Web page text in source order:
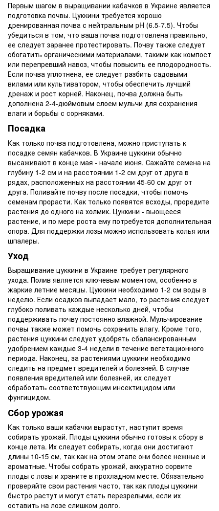
Первым шагом в выращивании кабачков в Украине является
подготовка почвы. Цуккини требуется хорошо
дренированная почва с нейтральным pH (6.5-7.5). Чтобы
убедиться в том, что ваша почва подготовлена правильно,
ее следует заранее протестировать. Почву также следует
обогатить органическими материалами, такими как компост
или перепревший навоз, чтобы повысить ее плодородность.
Если почва уплотнена, ее следует разбить садовыми
вилами или культиватором, чтобы обеспечить лучший
дренаж и рост корней. Наконец, почва должна быть
дополнена 2-4-дюймовым слоем мульчи для сохранения
влаги и борьбы с сорняками.
Посадка
Как только почва подготовлена, можно приступать к
посадке семян кабачков. В Украине цуккини обычно
высаживают в конце мая - начале июня. Сажайте семена на
глубину 1-2 см и на расстоянии 1-2 см друг от друга в
рядах, расположенных на расстоянии 45-60 см друг от
друга. Поливайте почву после посадки, чтобы помочь
семенам прорасти. Как только появятся всходы, проредите
растения до одного на холмик. Цуккини - вьющееся
растение, и по мере роста ему потребуется дополнительная
опора. Для поддержки лозы можно использовать колья или
шпалеры.
Уход
Выращивание цуккини в Украине требует регулярного
ухода. Полив является ключевым моментом, особенно в
жаркие летние месяцы. Цуккини необходимо 1-2 см воды в
неделю. Если осадков выпадает мало, то растения следует
глубоко поливать каждые несколько дней, чтобы
поддерживать почву постоянно влажной. Мульчирование
почвы также может помочь сохранить влагу. Кроме того,
растения цуккини следует удобрять сбалансированным
удобрением каждые 3-4 недели в течение вегетационного
периода. Наконец, за растениями цуккини необходимо
следить на предмет вредителей и болезней. В случае
появления вредителей или болезней, их следует
обработать соответствующим инсектицидом или
фунгицидом.
Сбор урожая
Как только ваши кабачки вырастут, наступит время
собирать урожай. Плоды цуккини обычно готовы к сбору в
конце лета. Их следует собирать, когда они достигают
длины 10-15 см, так как на этом этапе они более нежные и
ароматные. Чтобы собрать урожай, аккуратно сорвите
плоды с лозы и храните в прохладном месте. Обязательно
проверяйте свои растения часто, так как плоды цуккини
быстро растут и могут стать перезрелыми, если их
оставить на лозе слишком долго.